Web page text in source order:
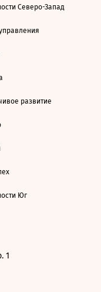
Северо-Запад
развитие
Юг
1